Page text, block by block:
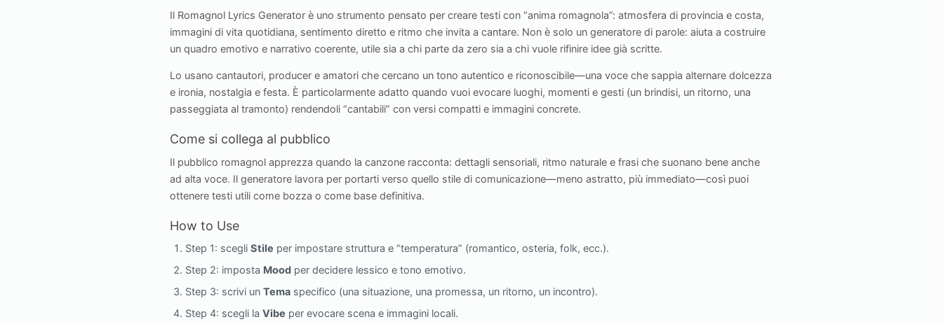
Il Romagnol Lyrics Generator è uno strumento pensato per creare testi con “anima romagnola”: atmosfera di provincia e costa,
immagini di vita quotidiana, sentimento diretto e ritmo che invita a cantare. Non è solo un generatore di parole: aiuta a costruire
un quadro emotivo e narrativo coerente, utile sia a chi parte da zero sia a chi vuole rifinire idee già scritte.
Lo usano cantautori, producer e amatori che cercano un tono autentico e riconoscibile—una voce che sappia alternare dolcezza
e ironia, nostalgia e festa. È particolarmente adatto quando vuoi evocare luoghi, momenti e gesti (un brindisi, un ritorno, una
passeggiata al tramonto) rendendoli “cantabili” con versi compatti e immagini concrete.
Come si collega al pubblico
Il pubblico romagnol apprezza quando la canzone racconta: dettagli sensoriali, ritmo naturale e frasi che suonano bene anche
ad alta voce. Il generatore lavora per portarti verso quello stile di comunicazione—meno astratto, più immediato—così puoi
ottenere testi utili come bozza o come base definitiva.
How to Use
Step 1: scegli Stile per impostare struttura e “temperatura” (romantico, osteria, folk, ecc.).
Step 2: imposta Mood per decidere lessico e tono emotivo.
Step 3: scrivi un Tema specifico (una situazione, una promessa, un ritorno, un incontro).
Step 4: scegli la Vibe per evocare scena e immagini locali.